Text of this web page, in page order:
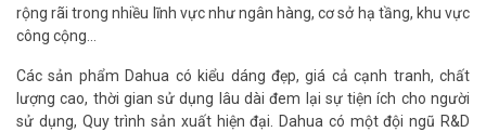
rộng rãi trong nhiều lĩnh vực như ngân hàng, cơ sở hạ tầng, khu vực
công cộng…
Các sản phẩm Dahua có kiểu dáng đẹp, giá cả cạnh tranh, chất
lượng cao, thời gian sử dụng lâu dài đem lại sự tiện ích cho người
sử dụng, Quy trình sản xuất hiện đại. Dahua có một đội ngũ R&D